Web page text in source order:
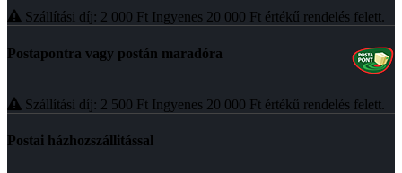
Szállítási díj: 2 000 Ft Ingyenes 20 000 Ft értékű rendelés felett.
Postapontra vagy postán maradóra
Szállítási díj: 2 500 Ft Ingyenes 20 000 Ft értékű rendelés felett.
Postai házhozszállitással